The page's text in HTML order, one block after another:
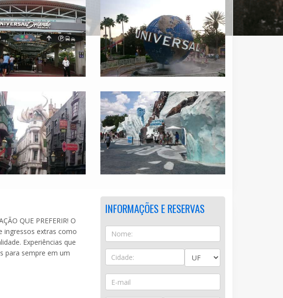
QUE PREFERIR! O
ingressos extras como
Experiências que
para sempre em um
INFORMAÇÕES E RESERVAS